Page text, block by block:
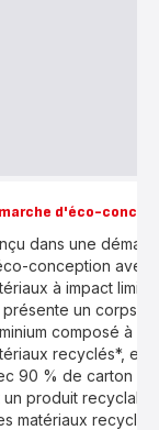
d'éco-
dans une
conception avec
à impact
présente un corps en
composé à
recyclés*, est
90 % de carton
un produit
matériaux recyclés